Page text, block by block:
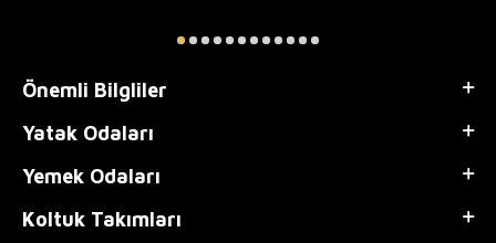
Önemli Bilgliler
Yatak Odaları
Yemek Odaları
Koltuk Takımları